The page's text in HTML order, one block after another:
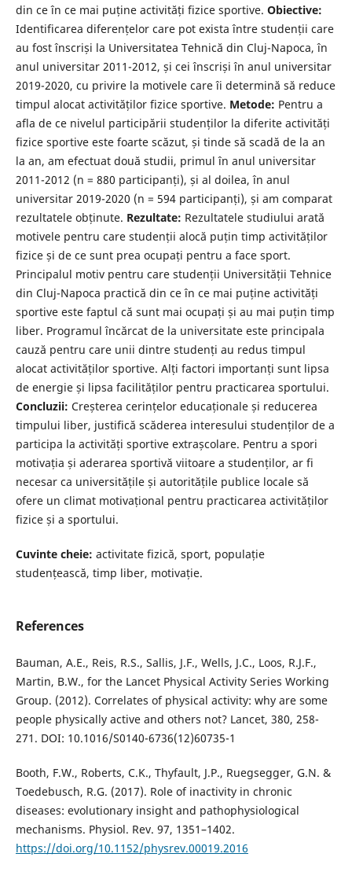
din ce în ce mai puține activități fizice sportive. Obiective:
Identificarea diferențelor care pot exista între studenții care
au fost înscriși la Universitatea Tehnică din Cluj-Napoca, în
anul universitar 2011-2012, și cei înscriși în anul universitar
2019-2020, cu privire la motivele care îi determină să reduce
timpul alocat activităților fizice sportive. Metode: Pentru a
afla de ce nivelul participării studenților la diferite activități
fizice sportive este foarte scăzut, și tinde să scadă de la an
la an, am efectuat două studii, primul în anul universitar
2011-2012 (n = 880 participanți), și al doilea, în anul
universitar 2019-2020 (n = 594 participanți), și am comparat
rezultatele obținute. Rezultate: Rezultatele studiului arată
motivele pentru care studenții alocă puțin timp activităților
fizice și de ce sunt prea ocupați pentru a face sport.
Principalul motiv pentru care studenții Universității Tehnice
din Cluj-Napoca practică din ce în ce mai puține activități
sportive este faptul că sunt mai ocupați și au mai puțin timp
liber. Programul încărcat de la universitate este principala
cauză pentru care unii dintre studenți au redus timpul
alocat activităților sportive. Alți factori importanți sunt lipsa
de energie și lipsa facilităților pentru practicarea sportului.
Concluzii: Creșterea cerințelor educaționale și reducerea
timpului liber, justifică scăderea interesului studenților de a
participa la activități sportive extrașcolare. Pentru a spori
motivația și aderarea sportivă viitoare a studenților, ar fi
necesar ca universitățile și autoritățile publice locale să
ofere un climat motivațional pentru practicarea activităților
fizice și a sportului.
Cuvinte cheie: activitate fizică, sport, populație
studențească, timp liber, motivație.
References
Bauman, A.E., Reis, R.S., Sallis, J.F., Wells, J.C., Loos, R.J.F.,
Martin, B.W., for the Lancet Physical Activity Series Working
Group. (2012). Correlates of physical activity: why are some
people physically active and others not? Lancet, 380, 258-
271. DOI: 10.1016/S0140-6736(12)60735-1
Booth, F.W., Roberts, C.K., Thyfault, J.P., Ruegsegger, G.N. &
Toedebusch, R.G. (2017). Role of inactivity in chronic
diseases: evolutionary insight and pathophysiological
mechanisms. Physiol. Rev. 97, 1351–1402.
https://doi.org/10.1152/physrev.00019.2016